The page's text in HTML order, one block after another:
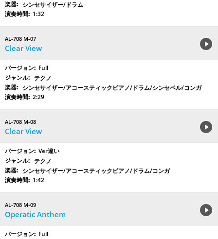
シンセサイザー/ドラム
1:32
AL-708 M-07
Clear View
Full
テクノ
シンセサイザー/アコースティックピアノ/ドラム/シンセベル/コンガ
2:29
AL-708 M-08
Clear View
Ver違い
テクノ
シンセサイザー/アコースティックピアノ/ドラム/コンガ
1:42
AL-708 M-09
Operatic Anthem
Full